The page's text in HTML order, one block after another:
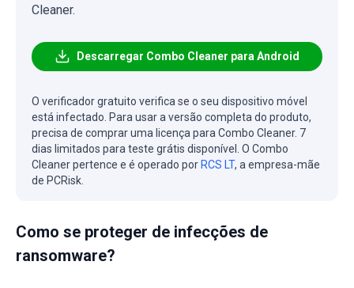
Cleaner.
Descarregar Combo Cleaner para Android
O verificador gratuito verifica se o seu dispositivo móvel
está infectado. Para usar a versão completa do produto,
precisa de comprar uma licença para Combo Cleaner. 7
dias limitados para teste grátis disponível. O Combo
Cleaner pertence e é operado por RCS LT, a empresa-mãe
de PCRisk.
Como se proteger de infecções de
ransomware?